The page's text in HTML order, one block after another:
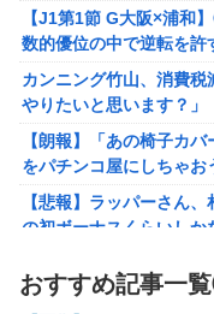
シュート選手が結婚
届の証人に。
【ハコヅメ】 第6話
襲～】
「フリルもリボンも
忍RPG・新イベン
【にじさんじ】七瀬
ゲーム「すごい武器
【J1第1節 G大阪×浦和
数的優位の中で逆転を
カンニング竹山、消費
やりたいと思います？」
【朗報】「あの椅子カ
をパチンコ屋にしちゃお
【悲報】ラッパーさん
の初ボーナスくらいしか
に無抵抗だったことが発
おすすめ記事一